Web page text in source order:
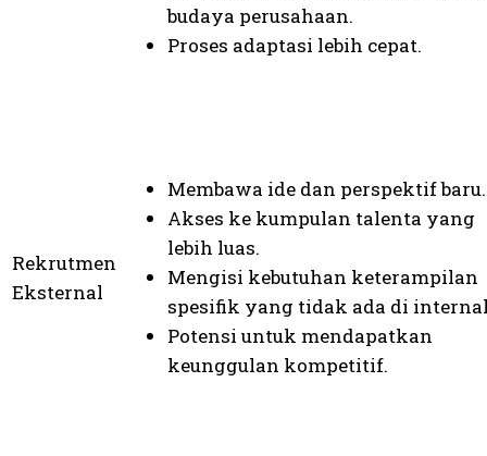
budaya perusahaan.
Proses adaptasi lebih cepat.
Rekrutmen
Eksternal
Membawa ide dan perspektif baru.
Akses ke kumpulan talenta yang
lebih luas.
Mengisi kebutuhan keterampilan
spesifik yang tidak ada di
Potensi untuk mendapatkan
keunggulan kompetitif.